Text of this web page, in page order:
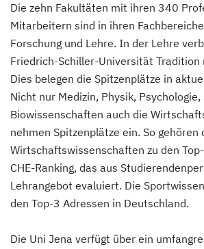
Die zehn Fakultäten mit ihren 340
Mitarbeitern sind in ihren
Forschung und Lehre. In der Lehre
Friedrich-Schiller-Universität
Dies belegen die Spitzenplätze in
Nicht nur Medizin, Physik, Psychologie,
Biowissenschaften auch die
nehmen Spitzenplätze ein. So gehören
Wirtschaftswissenschaften zu den
CHE-Ranking, das aus
Lehrangebot evaluiert. Die
den Top-3 Adressen in Deutschland.
Die Uni Jena verfügt über ein